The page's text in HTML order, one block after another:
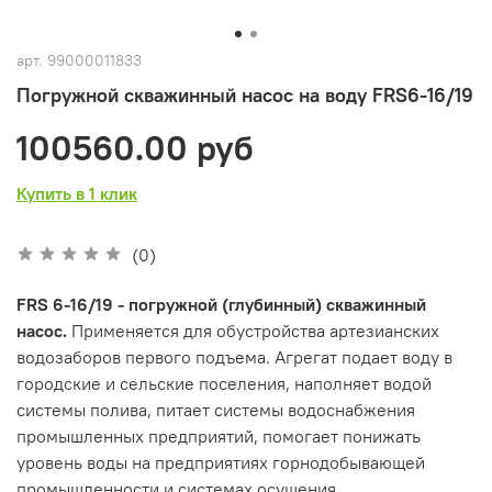
арт. 99000011833
Погружной скважинный насос на воду FRS6-16/19
(0)
100560.00 руб
Купить в 1 клик
FRS 6-16/19 - погружной (глубинный) скважинный
насос. Применяется для обустройства артезианских
водозаборов первого подъема. Агрегат подает воду в
городские и сельские поселения, наполняет водой
системы полива, питает системы водоснабжения
промышленных предприятий, помогает понижать
уровень воды на предприятиях горнодобывающей